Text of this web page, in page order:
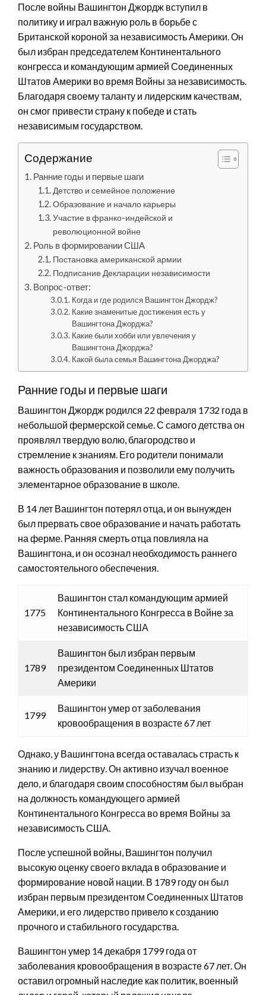
После войны Вашингтон Джордж вступил в
политику и играл важную роль в борьбе с
Британской короной за независимость Америки. Он
был избран председателем Континентального
конгресса и командующим армией Соединенных
Штатов Америки во время Войны за независимость.
Благодаря своему таланту и лидерским качествам,
он смог привести страну к победе и стать
независимым государством.
Содержание
Ранние годы и первые шаги
Детство и семейное положение
Образование и начало карьеры
Участие в франко-индейской и
революционной войне
Роль в формировании США
Постановка американской армии
Подписание Декларации независимости
Вопрос-ответ:
Когда и где родился Вашингтон Джордж?
Какие знаменитые достижения есть у
Вашингтона Джорджа?
Какие были хобби или увлечения у
Вашингтона Джорджа?
Какой была семья Вашингтона Джорджа?
Ранние годы и первые шаги
Вашингтон Джордж родился 22 февраля 1732 года в
небольшой фермерской семье. С самого детства он
проявлял твердую волю, благородство и
стремление к знаниям. Его родители понимали
важность образования и позволили ему получить
элементарное образование в школе.
В 14 лет Вашингтон потерял отца, и он вынужден
был прервать свое образование и начать работать
на ферме. Ранняя смерть отца повлияла на
Вашингтона, и он осознал необходимость раннего
самостоятельного обеспечения.
1775
Вашингтон стал командующим армией
Континентального Конгресса в Войне за
независимость США
1789
Вашингтон был избран первым
президентом Соединенных Штатов
Америки
1799
Вашингтон умер от заболевания
кровообращения в возрасте 67 лет
Однако, у Вашингтона всегда оставалась страсть к
знанию и лидерству. Он активно изучал военное
дело, и благодаря своим способностям был выбран
на должность командующего армией
Континентального Конгресса во время Войны за
независимость США.
После успешной войны, Вашингтон получил
высокую оценку своего вклада в образование и
формирование новой нации. В 1789 году он был
избран первым президентом Соединенных Штатов
Америки, и его лидерство привело к созданию
прочного и стабильного государства.
Вашингтон умер 14 декабря 1799 года от
заболевания кровообращения в возрасте 67 лет. Он
оставил огромный наследие как политик, военный